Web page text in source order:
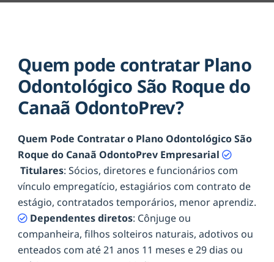
Quem pode contratar Plano
Odontológico São Roque do
Canaã OdontoPrev?
Quem Pode Contratar o Plano Odontológico São
Roque do Canaã OdontoPrev Empresarial
Titulares: Sócios, diretores e funcionários com
vínculo empregatício, estagiários com contrato de
estágio, contratados temporários, menor aprendiz.
Dependentes diretos: Cônjuge ou
companheira, filhos solteiros naturais, adotivos ou
enteados com até 21 anos 11 meses e 29 dias ou